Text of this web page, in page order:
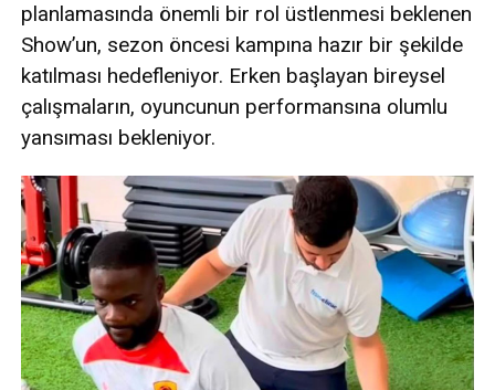
planlamasında önemli bir rol üstlenmesi beklenen
Show’un, sezon öncesi kampına hazır bir şekilde
katılması hedefleniyor. Erken başlayan bireysel
çalışmaların, oyuncunun performansına olumlu
yansıması bekleniyor.